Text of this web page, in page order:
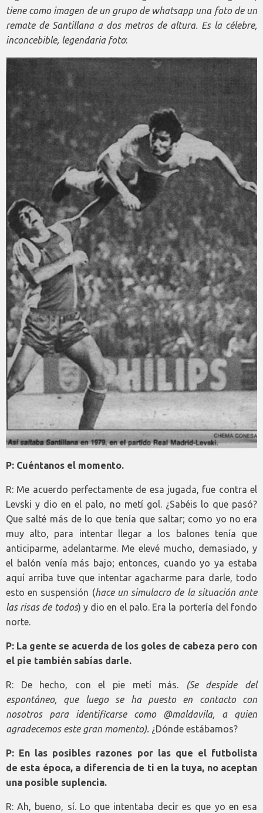
tiene como imagen de un grupo de whatsapp una foto de un
remate de Santillana a dos metros de altura. Es la célebre,
inconcebible, legendaria foto:
P: Cuéntanos el momento.
R: Me acuerdo perfectamente de esa jugada, fue contra el
Levski y dio en el palo, no metí gol. ¿Sabéis lo que pasó?
Que salté más de lo que tenía que saltar; como yo no era
muy alto, para intentar llegar a los balones tenía que
anticiparme, adelantarme. Me elevé mucho, demasiado, y
el balón venía más bajo; entonces, cuando yo ya estaba
aquí arriba tuve que intentar agacharme para darle, todo
esto en suspensión (hace un simulacro de la situación ante
las risas de todos) y dio en el palo. Era la portería del fondo
norte.
P: La gente se acuerda de los goles de cabeza pero con
el pie también sabías darle.
R: De hecho, con el pie metí más.
(Se despide del
espontáneo, que luego se ha puesto en contacto con
nosotros para identificarse como @maldavila, a quien
agradecemos este gran momento). ¿Dónde estábamos?
P: En las posibles razones por las que el futbolista
de esta época, a diferencia de ti en la tuya, no aceptan
una posible suplencia.
R: Ah, bueno, sí. Lo que intentaba decir es que yo en esa